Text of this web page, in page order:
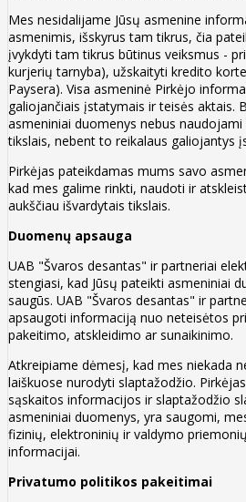
Mes nesidalijame Jūsų asmenine
asmenimis, išskyrus tam tikrus, čia
įvykdyti tam tikrus būtinus veiksmus -
kurjerių tarnyba), užskaityti kredito
Paysera). Visa asmeninė Pirkėjo
galiojančiais įstatymais ir teisės aktais.
asmeniniai duomenys nebus
tikslais, nebent to reikalaus galiojantys
Pirkėjas pateikdamas mums savo
kad mes galime rinkti, naudoti ir
aukščiau išvardytais tikslais.
Duomenų apsauga
UAB "Švaros desantas" ir partneriai
stengiasi, kad Jūsų pateikti asmeniniai
saugūs. UAB "Švaros desantas" ir
apsaugoti informaciją nuo neteisėtos
pakeitimo, atskleidimo ar sunaikinimo.
Atkreipiame dėmesį, kad mes niekada
laiškuose nurodyti slaptažodžio.
sąskaitos informacijos ir slaptažodžio
asmeniniai duomenys, yra saugomi,
fizinių, elektroninių ir valdymo
informacijai.
Privatumo politikos pakeitimai